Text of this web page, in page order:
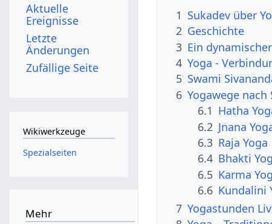
1 Sukadev über
2 Geschichte
3 Ein
4 Yoga -
5 Swami
6 Yogawege nach
6.1 Hatha
6.2 Jnana
6.3 Raja Yoga
6.4 Bhakti
6.5 Karma
6.6 Kundalini
7 Yogastunden
Aktuelle
Ereignisse
Letzte
Änderungen
Zufällige Seite
Wikiwerkzeuge
Spezialseiten
Mehr